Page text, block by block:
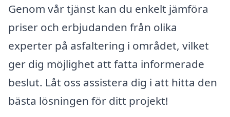
Genom vår tjänst kan du enkelt jämföra
priser och erbjudanden från olika
experter på asfaltering i området, vilket
ger dig möjlighet att fatta informerade
beslut. Låt oss assistera dig i att hitta den
bästa lösningen för ditt projekt!